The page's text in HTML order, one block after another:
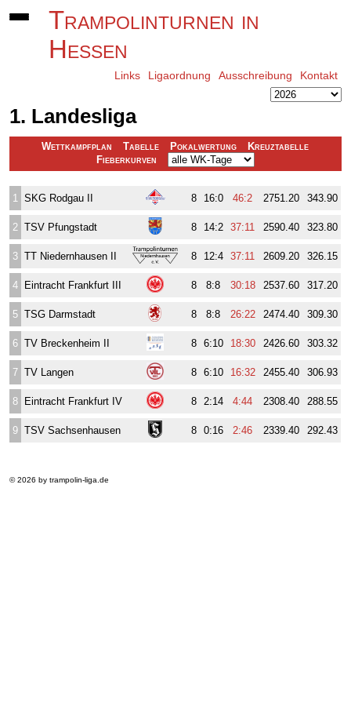
Trampolinturnen in
Hessen
Links Ligaordnung Ausschreibung Kontakt
1. Landesliga
Wettkampfplan Tabelle Pokalwertung
Kreuztabelle
Fieberkurven
1 SKG Rodgau II 8 16:0 46:2 2751.20 343.90
2 TSV Pfungstadt 8 14:2 37:11 2590.40 323.80
3 TT Niedernhausen II 8 12:4 37:11 2609.20 326.15
4 Eintracht Frankfurt III 8 8:8 30:18 2537.60 317.20
5 TSG Darmstadt 8 8:8 26:22 2474.40 309.30
6 TV Breckenheim II 8 6:10 18:30 2426.60 303.32
7 TV Langen 8 6:10 16:32 2455.40 306.93
8 Eintracht Frankfurt IV 8 2:14 4:44 2308.40 288.55
9 TSV Sachsenhausen 8 0:16 2:46 2339.40 292.43
© 2026 by trampolin-liga.de